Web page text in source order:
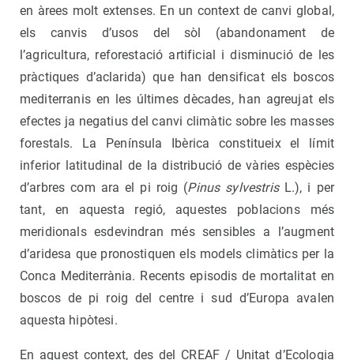
en àrees molt extenses. En un context de canvi global,
els canvis d’usos del sòl (abandonament de
l’agricultura, reforestació artificial i disminució de les
pràctiques d’aclarida) que han densificat els boscos
mediterranis en les últimes dècades, han agreujat els
efectes ja negatius del canvi climàtic sobre les masses
forestals. La Península Ibèrica constitueix el límit
inferior latitudinal de la distribució de vàries espècies
d’arbres com ara el pi roig (Pinus sylvestrisL.), i per
tant, en aquesta regió, aquestes poblacions més
meridionals esdevindran més sensibles a l’augment
d’aridesa que pronostiquen els models climàtics per la
Conca Mediterrània. Recents episodis de mortalitat en
boscos de pi roig del centre i sud d’Europa avalen
aquesta hipòtesi.
En aquest context, des del CREAF / Unitat d’Ecologia